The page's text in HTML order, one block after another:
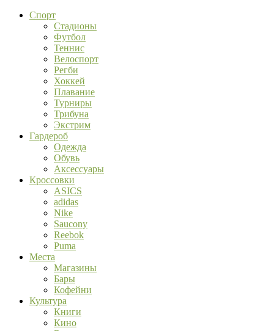
Спорт
Стадионы
Футбол
Теннис
Велоспорт
Регби
Хоккей
Плавание
Турниры
Трибуна
Экстрим
Гардероб
Одежда
Обувь
Аксессуары
Кроссовки
ASICS
adidas
Nike
Saucony
Reebok
Puma
Места
Магазины
Бары
Кофейни
Культура
Книги
Кино